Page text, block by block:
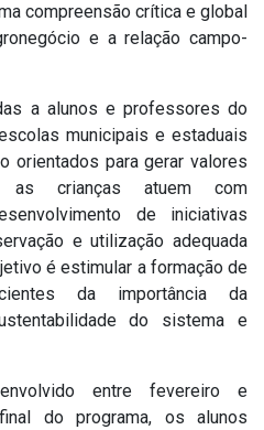
compreensão crítica e global
e a relação campo-
a alunos e professores do
municipais e estaduais
orientados para gerar valores
crianças atuem com
de iniciativas
e utilização adequada
é estimular a formação de
da importância da
do sistema e
entre fevereiro e
do programa, os alunos